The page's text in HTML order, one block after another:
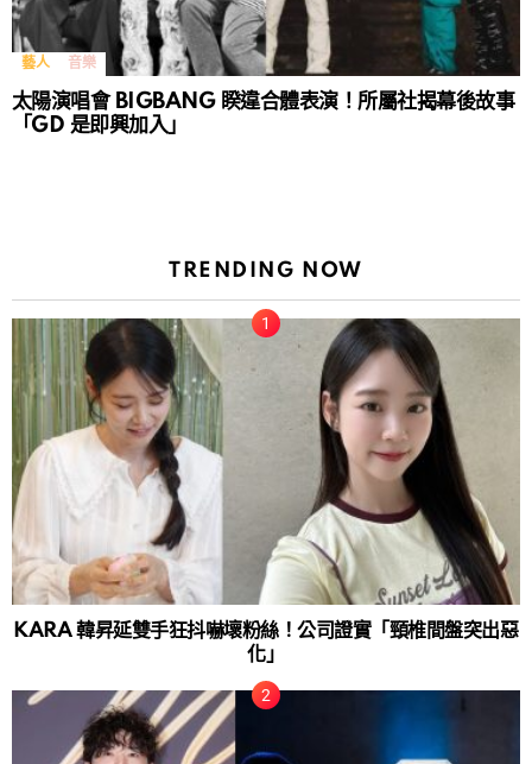
藝人 音樂
太陽演唱會 BIGBANG 睽違合體表演！所屬社揭幕後故事
「GD 是即興加入」
TRENDING NOW
KARA 韓昇延雙手狂抖嚇壞粉絲！公司證實「頸椎間盤突出惡
化」